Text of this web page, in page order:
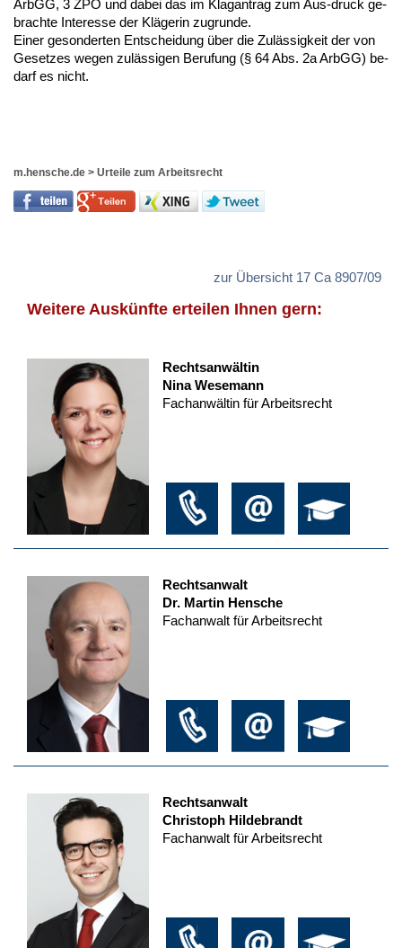
ArbGG, 3 ZPO und da­bei das im Klag­an­trag zum Aus-druck ge­
brach­te In­ter­es­se der Kläge­rin zu­grun­de.
Ei­ner ge­son­der­ten Ent­schei­dung über die Zulässig­keit der von
Ge­set­zes we­gen zulässi­gen Be­ru­fung (§ 64 Abs. 2a ArbGG) be­
darf es nicht.
m.hensche.de > Urteile zum Arbeitsrecht
zur Übersicht 17 Ca 8907/09
Weitere Auskünfte erteilen Ihnen gern:
Rechtsanwältin
Nina Wesemann
Fachanwältin für Arbeitsrecht
Rechtsanwalt
Dr. Martin Hensche
Fachanwalt für Arbeitsrecht
Rechtsanwalt
Christoph Hildebrandt
Fachanwalt für Arbeitsrecht